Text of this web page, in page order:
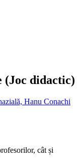
(Joc didactic)
Hanu Conachi
cât și